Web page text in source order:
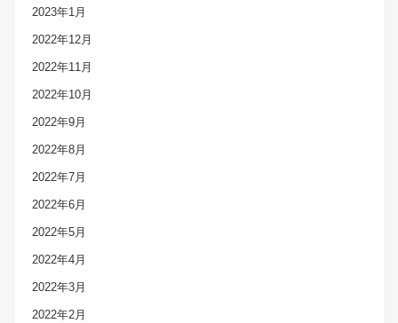
2023年1月
2022年12月
2022年11月
2022年10月
2022年9月
2022年8月
2022年7月
2022年6月
2022年5月
2022年4月
2022年3月
2022年2月